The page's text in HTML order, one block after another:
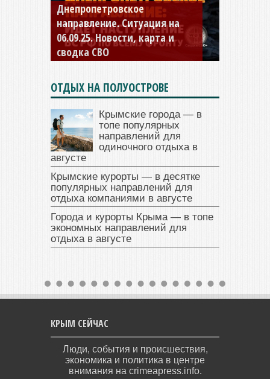
Константиновское
направление. Ситуация на
04.09.25 Новости, карта и
сводка СВО
ОТДЫХ НА ПОЛУОСТРОВЕ
Крымские города — в
топе популярных
направлений для
одиночного отдыха в
августе
Крымские курорты — в десятке
популярных направлений для
отдыха компаниями в августе
Города и курорты Крыма — в топе
экономных направлений для
отдыха в августе
КРЫМ СЕЙЧАС
Люди, события и происшествия,
экономика и политика в центре
внимания на crimeapress.info.